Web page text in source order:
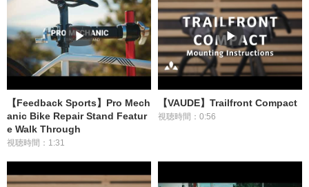
【Feedback Sports】Pro Mech
anic Bike Repair Stand Featur
e Walk Through
視聴時間：1:31
【VAUDE】Trailfront Compact
視聴時間：0:56